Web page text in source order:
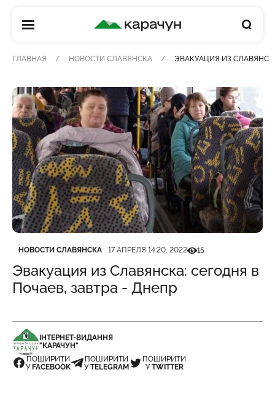
КАРАЧУН
ГЛАВНАЯ НОВОСТИ СЛАВЯНСКА ЭВАКУАЦИЯ ИЗ
Категория
НОВОСТИ СЛАВЯНСКА
Дата публикации 17 АПРЕЛЯ 14:20, 2022Кількість переглядів
15
Эвакуация из Славянска: сегодня в
Почаев, завтра - Днепр
ІНТЕРНЕТ-ВИДАННЯ
"КАРАЧУН"
ПОШИРИТИ
У FACEBOOK
ПОШИРИТИ
УTELEGRAM
ПОШИРИТИ
УTWITTER